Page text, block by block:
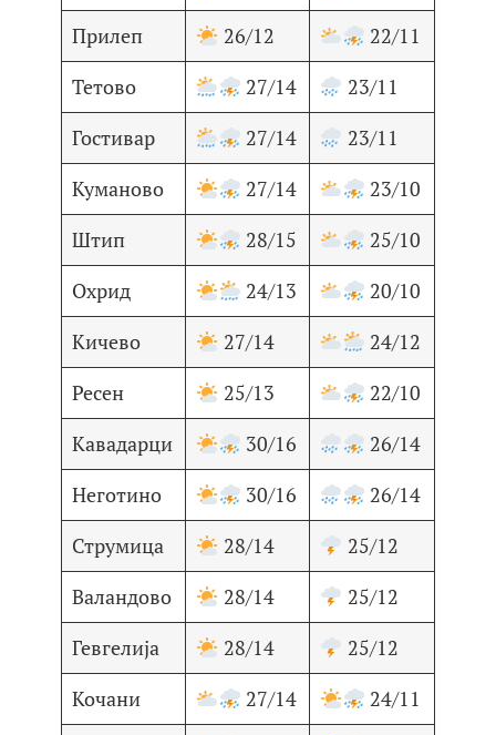
Прилеп
26/12
22/11
Тетово
27/14
23/11
Гостивар
27/14
23/11
Куманово
27/14
23/10
Штип
28/15
25/10
Охрид
24/13
20/10
Кичево
27/14
24/12
Ресен
25/13
22/10
Кавадарци
30/16
26/14
Неготино
30/16
26/14
Струмица
28/14
25/12
Валандово
28/14
25/12
Гевгелија
28/14
25/12
Кочани
27/14
24/11